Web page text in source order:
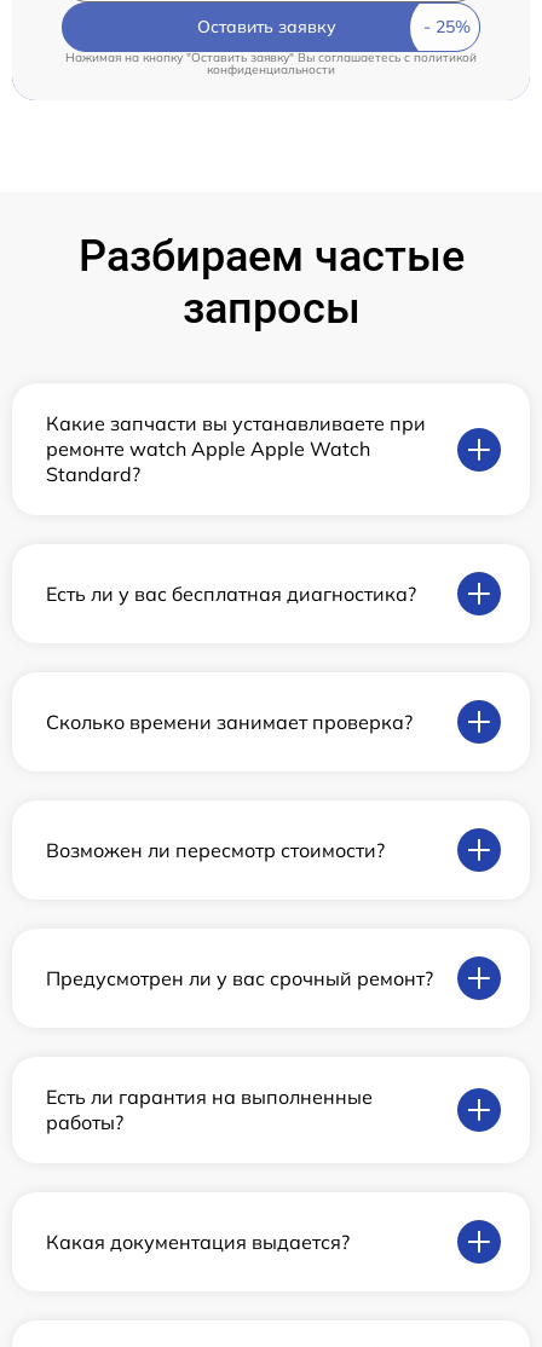
Оставить заявку
Нажимая на кнопку "Оставить заявку" Вы соглашаетесь cполитикой
конфиденциальности
Разбираем частые
запросы
Какие запчасти вы устанавливаете при
ремонте watch Apple Apple Watch
Standard?
Есть ли у вас бесплатная диагностика?
Сколько времени занимает проверка?
Возможен ли пересмотр стоимости?
Предусмотрен ли у вас срочный ремонт?
Есть ли гарантия на выполненные
работы?
Какая документация выдается?